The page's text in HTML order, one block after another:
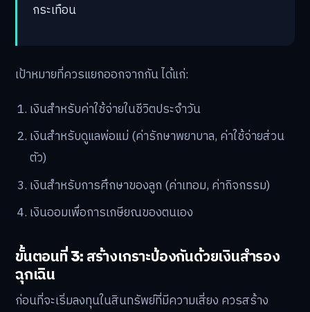
กระเทือน
เป้าหมายที่ควรแยกออกจากกัน ได้แก่:
เงินสำหรับค่าใช้จ่ายในชีวิตประจำวัน
เงินสำหรับดูแลพ่อแม่ (ค่ารักษาพยาบาล, ค่าใช้จ่ายส่วน
ตัว)
เงินสำหรับการศึกษาของลูก (ค่าเทอม, ค่ากิจกรรม)
เงินออมเพื่อการเกษียณของตนเอง
ขั้นตอนที่ 3: สร้างเกราะป้องกันด้วยเงินสำรอง
ฉุกเฉิน
ก่อนที่จะเริ่มลงทุนในสินทรัพย์ที่มีความเสี่ยง ควรสร้าง